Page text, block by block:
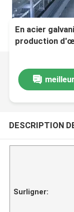
En acier
production
DESCRIPTION
Surligner: